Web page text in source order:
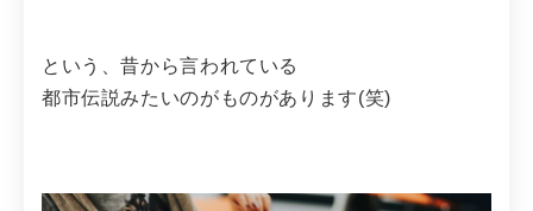
という、昔から言われている
都市伝説みたいのがものがあります(笑)